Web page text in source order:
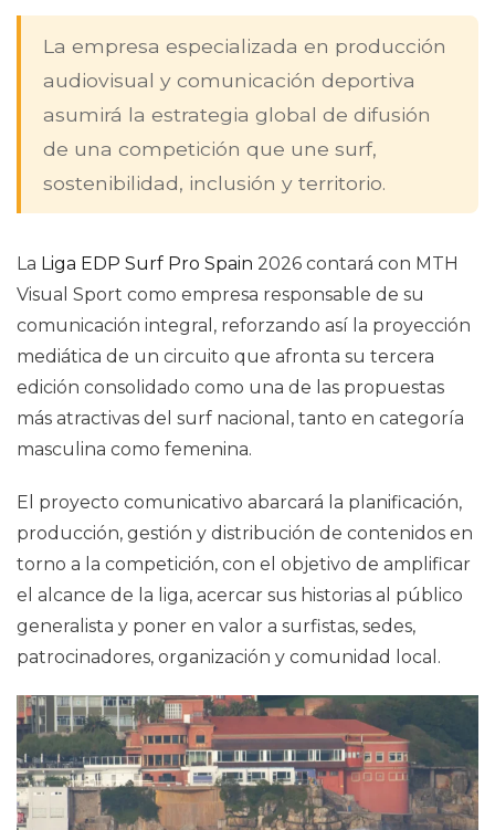
La empresa especializada en producción
audiovisual y comunicación deportiva
asumirá la estrategia global de difusión
de una competición que une surf,
sostenibilidad, inclusión y territorio.
La Liga EDP Surf Pro Spain 2026 contará con MTH
Visual Sport como empresa responsable de su
comunicación integral, reforzando así la proyección
mediática de un circuito que afronta su tercera
edición consolidado como una de las propuestas
más atractivas del surf nacional, tanto en categoría
masculina como femenina.
El proyecto comunicativo abarcará la planificación,
producción, gestión y distribución de contenidos en
torno a la competición, con el objetivo de amplificar
el alcance de la liga, acercar sus historias al público
generalista y poner en valor a surfistas, sedes,
patrocinadores, organización y comunidad local.